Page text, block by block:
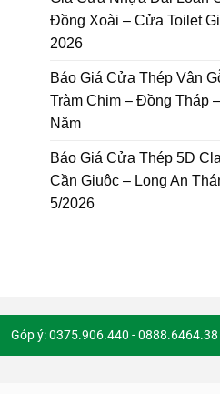
Đồng Xoài – Cửa Toilet
2026
Báo Giá Cửa Thép Vân
Tràm Chim – Đồng Tháp
Năm
Báo Giá Cửa Thép 5D
Cần Giuộc – Long An
5/2026
Góp ý: 0375.906.440 - 0888.6464.38